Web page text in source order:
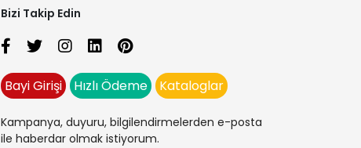
Bizi Takip Edin
Bayi Girişi Hızlı Ödeme Kataloglar
Kampanya, duyuru, bilgilendirmelerden e-posta
ile haberdar olmak istiyorum.